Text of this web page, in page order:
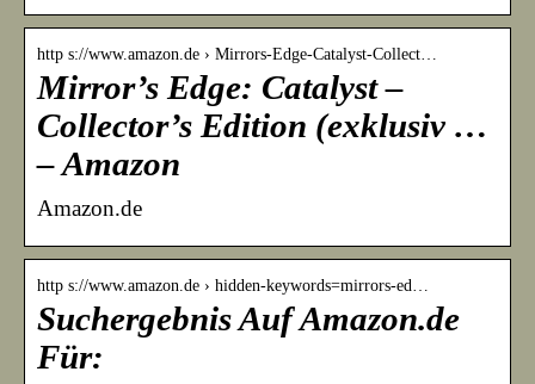
http s://www.amazon.de › Mirrors-Edge-Catalyst-Collect…
Mirror’s Edge: Catalyst –
Collector’s Edition (exklusiv …
– Amazon
Amazon.de
http s://www.amazon.de › hidden-keywords=mirrors-ed…
Suchergebnis Auf Amazon.de
Für: